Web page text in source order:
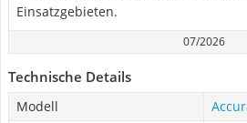
Einsatzgebieten.
07/2026
Technische Details
Modell